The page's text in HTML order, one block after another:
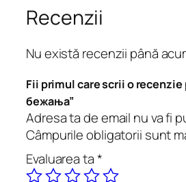
м
а
б
е
ж
а
њ
а
Recenzii
Nu există recenzii până
Fii primul care scrii o
бежања”
Adresa ta de email nu va fi
Câmpurile obligatorii sunt
Evaluarea ta*